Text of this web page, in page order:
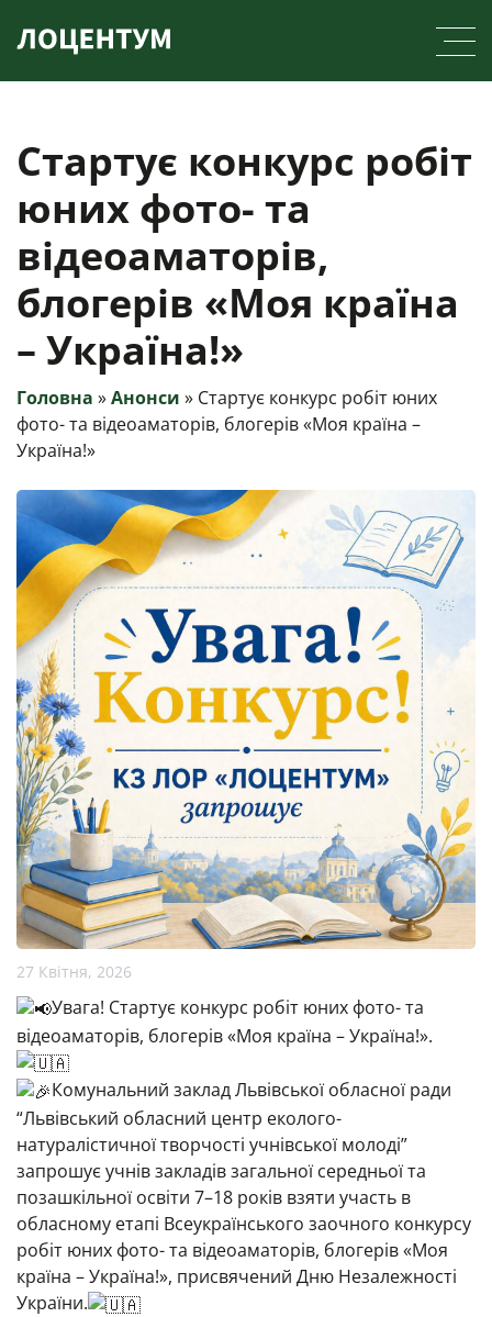
Стартує конкурс робіт
юних фото- та
відеоаматорів,
блогерів «Моя країна
– Україна!»
Головна »Анонси » Стартує конкурс робіт юних
фото- та відеоаматорів, блогерів «Моя країна –
Україна!»
27 Квітня, 2026
Увага! Стартує конкурс робіт юних фото- та
відеоаматорів, блогерів «Моя країна – Україна!».
Комунальний заклад Львівської обласної ради
“Львівський обласний центр еколого-
натуралістичної творчості учнівської молоді”
запрошує учнів закладів загальної середньої та
позашкільної освіти 7–18 років взяти участь в
обласному етапі Всеукраїнського заочного конкурсу
робіт юних фото- та відеоаматорів, блогерів «Моя
країна – Україна!», присвячений Дню Незалежності
України.